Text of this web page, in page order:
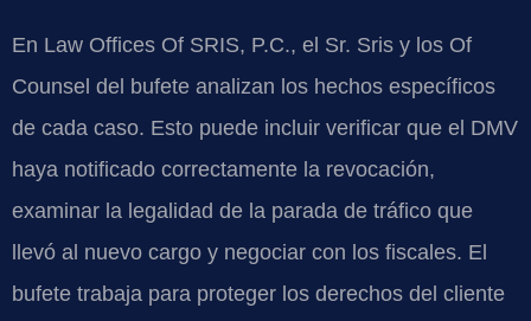
En Law Offices Of SRIS, P.C., el Sr. Sris y los Of
Counsel del bufete analizan los hechos específicos
de cada caso. Esto puede incluir verificar que el DMV
haya notificado correctamente la revocación,
examinar la legalidad de la parada de tráfico que
llevó al nuevo cargo y negociar con los fiscales. El
bufete trabaja para proteger los derechos del cliente